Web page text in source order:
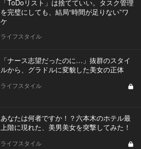
「ToDoリスト」は捨てていい。タスク管理
を完璧にしても、結局“時間が足りない”ワ
ケ
ライフスタイル
「ナース志望だったのに…」抜群のスタイ
ルから、グラドルに変貌した美女の正体
ライフスタイル
あなたは何者ですか！？六本木のホテル最
上階に現れた、美男美女を突撃してみた！
ライフスタイル